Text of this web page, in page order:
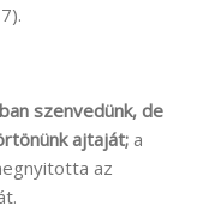
szenvedünk, de
ajtaját; a
az